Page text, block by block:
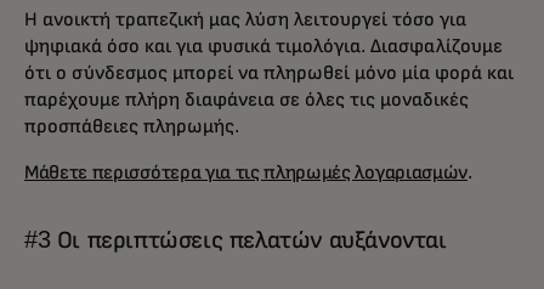
Η ανοικτή τραπεζική μας λύση λειτουργεί τόσο για
ψηφιακά όσο και για φυσικά τιμολόγια. Διασφαλίζουμε
ότι ο σύνδεσμος μπορεί να πληρωθεί μόνο μία φορά και
παρέχουμε πλήρη διαφάνεια σε όλες τις μοναδικές
προσπάθειες πληρωμής.
Μάθετε περισσότερα για τις πληρωμές λογαριασμών.
#3 Οι περιπτώσεις πελατών αυξάνονται